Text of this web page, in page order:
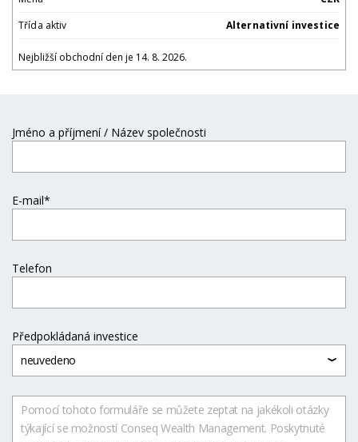
Třída aktiv
Alternativní investice
Nejbližší obchodní den je 14. 8. 2026.
Jméno a příjmení / Název společnosti
E-mail*
Telefon
Předpokládaná investice
neuvedeno